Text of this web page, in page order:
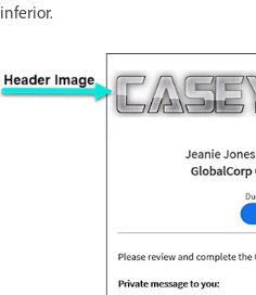
inferior.